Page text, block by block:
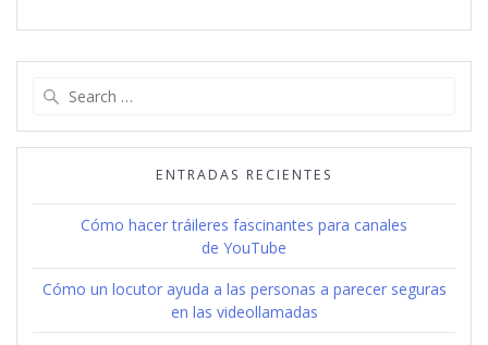
ENTRADAS RECIENTES
Cómo hacer tráileres fascinantes para canales
de YouTube
Cómo un locutor ayuda a las personas a parecer seguras
en las videollamadas